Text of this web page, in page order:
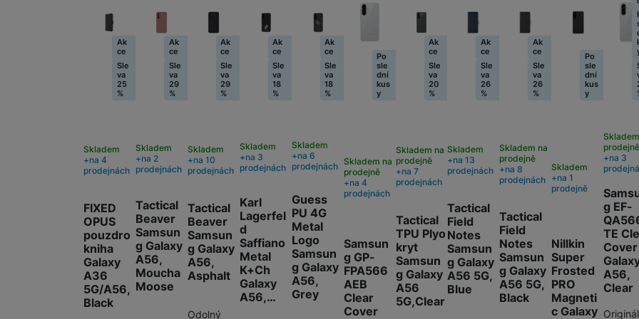
Fusion Pro Privacy
(Privátní extra odolná
Ochranná
999Kč
FIXED
OPUS
pouzdro
kniha
Galaxy
A36
5G/A56,
Black
Skladem
na 4
prodejnách
Ak
ce
Sle
va
25
%
Tactical
Beaver
Samsun
g Galaxy
A56,
Moucha
Moose
Skladem
na 2
prodejnách
Ak
ce
Sle
va
29
%
Tactical
Beaver
Samsun
g Galaxy
A56,
Asphalt
Skladem
na 10
prodejnách
Ak
ce
Sle
va
29
%
Odolný
Karl
Lagerfel
d
Saffiano
Metal
K+Ch
Galaxy
A56,…
Skladem
na 3
prodejnách
Ak
ce
Sle
va
18
%
Guess
PU 4G
Metal
Logo
Samsun
g Galaxy
A56,
Grey
Skladem
na 6
prodejnách
Ak
ce
Sle
va
18
%
Samsun
g GP-
FPA566
AEB
Clear
Cover
Skladem na
prodejně
na 4
prodejnách
Po
sle
dní
kus
y
Tactical
TPU Plyo
kryt
Samsun
g Galaxy
A56
5G,Clear
Skladem na
prodejně
na 7
prodejnách
Ak
ce
Sle
va
20
%
Tactical
Field
Notes
Samsun
g Galaxy
A56 5G,
Blue
Skladem
na 13
prodejnách
Ak
ce
Sle
va
26
%
Tactical
Field
Notes
Samsun
g Galaxy
A56 5G,
Black
Skladem na
prodejně
na 8
prodejnách
Ak
ce
Sle
va
26
%
Nillkin
Super
Frosted
PRO
Magneti
c Galaxy
Skladem
na 1
prodejně
Po
sle
dní
kus
y
g EF-
TE
Cover
A56,
Clear
prodejně
na 3